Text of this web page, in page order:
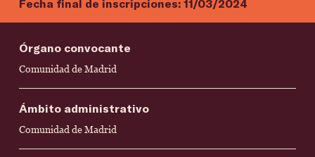
Fecha final de inscripciones: 11/03/2024
Órgano convocante
Comunidad de Madrid
Ámbito administrativo
Comunidad de Madrid